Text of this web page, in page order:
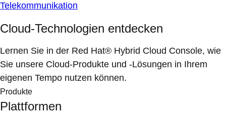
Telekommunikation
Cloud-Technologien entdecken
Lernen Sie in der Red Hat® Hybrid Cloud Console, wie
Sie unsere Cloud-Produkte und -Lösungen in Ihrem
eigenen Tempo nutzen können.
Produkte
Plattformen